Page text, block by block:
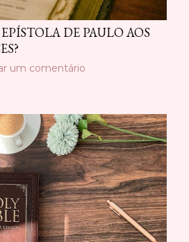
DE PAULO AOS
um comentário